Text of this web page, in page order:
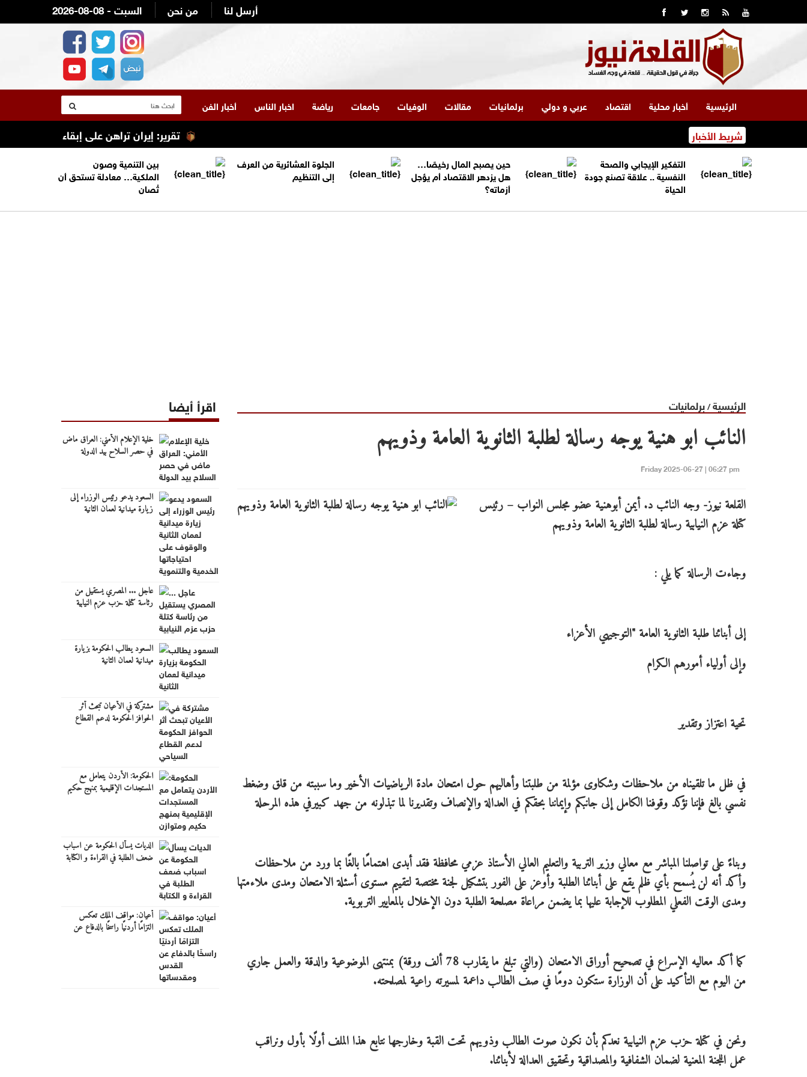
2026-08-08 - السبت من نحن أرسل لنا
الرئيسية أخبار محلية اقتصاد عربي و دولي برلمانيات مقالات الوفيات جامعات رياضة اخبار الناس أخبار الفن
شريط الأخبار تقرير: إيران تراهن على إبقاء ترامب عالقًا
التفكير الإيجابي والصحة
النفسية .. علاقة تصنع جودة
الحياة
حين يصبح المال رخيصًا…
هل يزدهر الاقتصاد أم يؤجل
أزماته؟
الجلوة العشائرية من العرف
إلى التنظيم
بين التنمية وصون
الملكية… معادلة تستحق أن
تُصان
الرئيسية/برلمانيات
النائب ابو هنية يوجه رسالة لطلبة الثانوية العامة وذويهم
Friday 2025-06-27 | 06:27 pm
القلعة نيوز- وجه النائب د. أيمن أبوهنية عضو مجلس النواب – رئيس
كتلة عزم النيابية رسالة لطلبة الثانوية العامة وذويهم
وجاءت الرسالة كما يلي :
إلى أبنائنا طلبة الثانوية العامة "التوجيهي الأعزاء
وإلى أولياء أمورهم الكرام
تحية اعتزاز وتقدير
في ظل ما تلقيناه من ملاحظات وشكاوى مؤلمة من طلبتنا وأهاليهم حول امتحان مادة الرياضيات الأخير وما سببته من قلق وضغط
نفسي بالغ فإننا نؤكد وقوفنا الكامل إلى جانبكم وإيماننا بحقكم في العدالة والإنصاف وتقديرنا لما تبذلونه من جهد كبيرفي هذه المرحلة
وبناءً على تواصلنا المباشر مع معالي وزير التربية والتعليم العالي الأستاذ عزمي محافظة فقد أبدى اهتمامًا بالغًا بما ورد من ملاحظات
وأكد أنه لن يُسمح بأي ظلم يقع على أبنائنا الطلبة وأوعز على الفور بتشكيل لجنة مختصة لتقييم مستوى أسئلة الامتحان ومدى ملاءمتها
ومدى الوقت الفعلي المطلوب للإجابة عليها بما يضمن مراعاة مصلحة الطلبة دون الإخلال بالمعايير التربوية.
كما أكد معاليه الإسراع في تصحيح أوراق الامتحان (والتي تبلغ ما يقارب 78 ألف ورقة) بمنتهى الموضوعية والدقة والعمل جاري
من اليوم مع التأكيد على أن الوزارة ستكون دومًا في صف الطالب داعمة لمسيرته راعية لمصلحته.
ونحن في كتلة حزب عزم النيابية نعدكم بأن نكون صوت الطالب وذويهم تحت القبة وخارجها نتابع هذا الملف أولًا بأول ونراقب
عمل اللجنة المعنية لضمان الشفافية والمصداقية وتحقيق العدالة لأبنائنا.
اقرأ أيضا
خلية الإعلام الأمني: العراق ماض
في حصر السلاح بيد الدولة
السعود يدعو رئيس الوزراء إلى
زيارة ميدانية لعمان الثانية
عاجل ... المصري يستقيل من
رئاسة كتلة حزب عزم النيابية
السعود يطالب الحكومة بزيارة
ميدانية لعمان الثانية
مشتركة في الأعيان تبحث أثر
الحوافز الحكومة لدعم القطاع
الحكومة: الأردن يتعامل مع
المستجدات الإقليمية بمنهج حكيم
الديات يسأل الحكومة عن اسباب
ضعف الطلبة في القراءة و الكتابة
أعيان: مواقف الملك تعكس
التزامًا أردنيًا راسخًا بالدفاع عن